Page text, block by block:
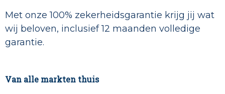
Met onze 100% zekerheidsgarantie krijg jij wat
wij beloven, inclusief 12 maanden volledige
garantie.
Van alle markten thuis